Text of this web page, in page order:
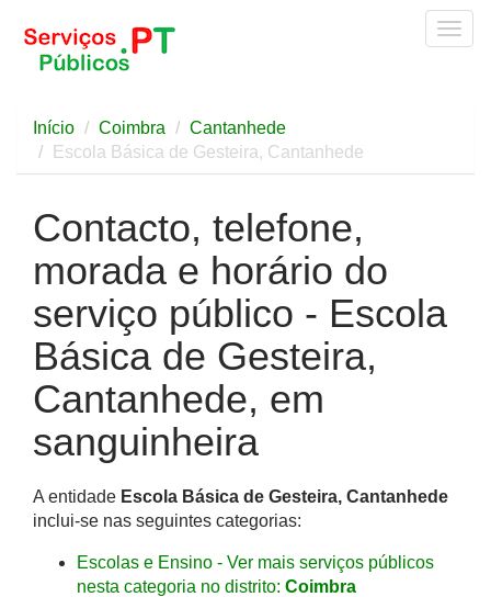
Início Coimbra
Cantanhede
Escola Básica de Gesteira, Cantanhede
Contacto, telefone,
morada e horário do
serviço público - Escola
Básica de Gesteira,
Cantanhede, em
sanguinheira
A entidade Escola Básica de Gesteira, Cantanhede
inclui-se nas seguintes categorias:
Escolas e Ensino - Ver mais serviços públicos
nesta categoria no distrito: Coimbra